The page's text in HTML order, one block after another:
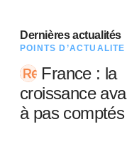
Dernières actualités
POINTS D’ACTUALITÉ
France : la
croissance
à pas comptés